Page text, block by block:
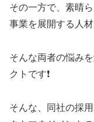
その一方で、素晴
事業を展開する人
そんな両者の悩み
クトです❗
そんな、同社の採